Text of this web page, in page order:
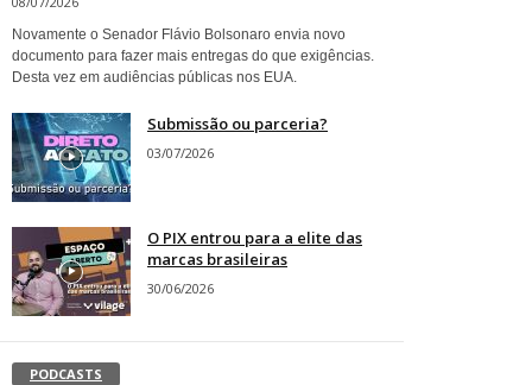
Novamente o Senador Flávio Bolsonaro envia novo
documento para fazer mais entregas do que exigências.
Desta vez em audiências públicas nos EUA.
Submissão ou parceria?
03/07/2026
O PIX entrou para a elite das
marcas brasileiras
30/06/2026
PODCASTS